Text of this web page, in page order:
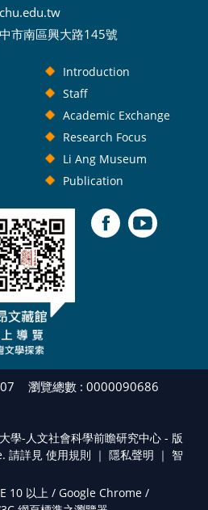
市南區興大路145號
Introduction
Staff
Academic Exchange
Research Focus
Li Ang Museum
Publication
瀏覽總數 : 0000090686
學-人文社會科學前瞻研究中心 - 版
請詳見 使用規則 ｜ 隱私聲明 ｜ 智
10 以上 / Google Chrome /